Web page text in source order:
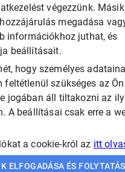
végezzünk. Másik
megadása
információkhoz juthat, és
beállításait.
hogy személyes
feltétlenül szükséges az Ön
jogában áll tiltakozni az
A beállításai csak erre a
a cookie-król az itt
ELFOGADÁSA ÉS FOLYTATÁS